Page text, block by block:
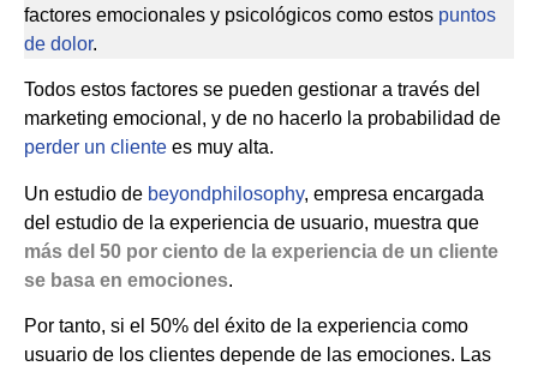
factores emocionales y psicológicos como estos puntos
de dolor.
Todos estos factores se pueden gestionar a través del
marketing emocional, y de no hacerlo la probabilidad de
perder un cliente es muy alta.
Un estudio de beyondphilosophy, empresa encargada
del estudio de la experiencia de usuario, muestra que
más del 50 por ciento de la experiencia de un cliente
se basa en emociones.
Por tanto, si el 50% del éxito de la experiencia como
usuario de los clientes depende de las emociones. Las